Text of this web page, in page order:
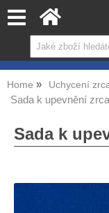
Home Uchycení
Sada k upevnění
Sada k